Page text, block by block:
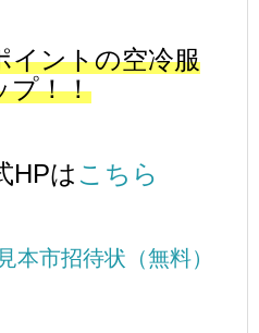
イントの空冷服
プ！！
HPは こちら
本市招待状（無料）